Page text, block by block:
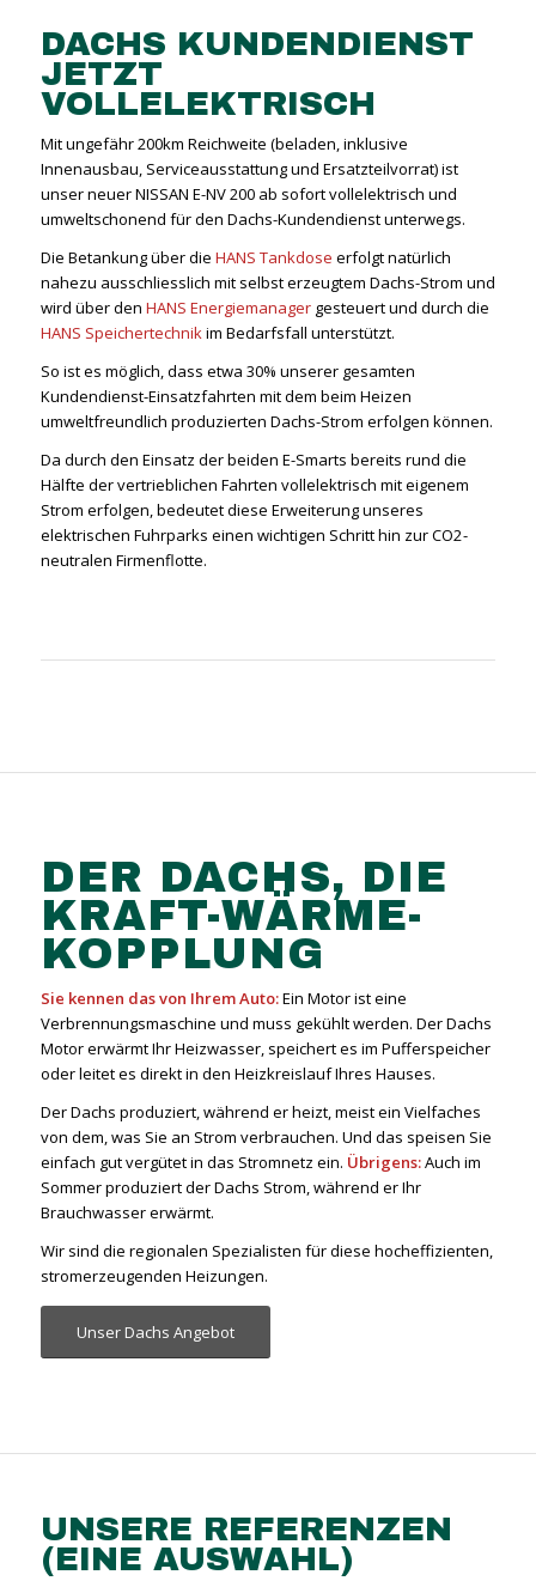
DACHS KUNDENDIENST
JETZT
VOLLELEKTRISCH
Mit ungefähr 200km Reichweite (beladen, inklusive
Innenausbau, Serviceausstattung und Ersatzteilvorrat) ist
unser neuer NISSAN E-NV 200 ab sofort vollelektrisch und
umweltschonend für den Dachs-Kundendienst unterwegs.
Die Betankung über die HANS Tankdose erfolgt natürlich
nahezu ausschliesslich mit selbst erzeugtem Dachs-Strom und
wird über den HANS Energiemanagergesteuert und durch die
HANS Speichertechnikim Bedarfsfall unterstützt.
So ist es möglich, dass etwa 30% unserer gesamten
Kundendienst-Einsatzfahrten mit dem beim Heizen
umweltfreundlich produzierten Dachs-Strom erfolgen können.
Da durch den Einsatz der beiden E-Smarts bereits rund die
Hälfte der vertrieblichen Fahrten vollelektrisch mit eigenem
Strom erfolgen, bedeutet diese Erweiterung unseres
elektrischen Fuhrparks einen wichtigen Schritt hin zur CO2-
neutralen Firmenflotte.
DER DACHS, DIE
KRAFT-WÄRME-
KOPPLUNG
Sie kennen das von Ihrem Auto:Ein Motor ist eine
Verbrennungsmaschine und muss gekühlt werden. Der Dachs
Motor erwärmt Ihr Heizwasser, speichert es im Pufferspeicher
oder leitet es direkt in den Heizkreislauf Ihres Hauses.
Der Dachs produziert, während er heizt, meist ein Vielfaches
von dem, was Sie an Strom verbrauchen. Und das speisen Sie
einfach gut vergütet in das Stromnetz ein. Übrigens:Auch im
Sommer produziert der Dachs Strom, während er Ihr
Brauchwasser erwärmt.
Wir sind die regionalen Spezialisten für diese hocheffizienten,
stromerzeugenden Heizungen.
Unser Dachs Angebot
UNSERE REFERENZEN
(EINE AUSWAHL)